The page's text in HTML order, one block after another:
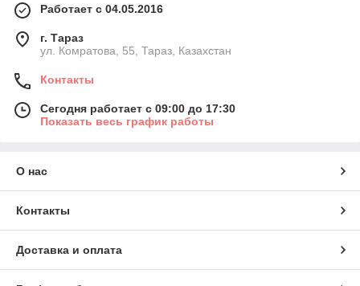
Работает с 04.05.2016
г. Тараз
ул. Комратова, 55, Тараз, Казахстан
Контакты
Сегодня работает с 09:00 до 17:30
Показать весь график работы
О нас
Контакты
Доставка и оплата